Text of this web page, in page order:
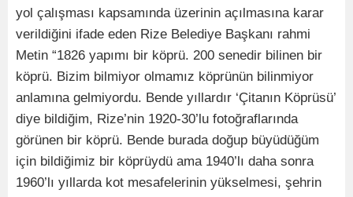
yol çalışması kapsamında üzerinin açılmasına karar
verildiğini ifade eden Rize Belediye Başkanı rahmi
Metin “1826 yapımı bir köprü. 200 senedir bilinen bir
köprü. Bizim bilmiyor olmamız köprünün bilinmiyor
anlamına gelmiyordu. Bende yıllardır ‘Çitanın Köprüsü’
diye bildiğim, Rize’nin 1920-30’lu fotoğraflarında
görünen bir köprü. Bende burada doğup büyüdüğüm
için bildiğimiz bir köprüydü ama 1940’lı daha sonra
1960’lı yıllarda kot mesafelerinin yükselmesi, şehrin